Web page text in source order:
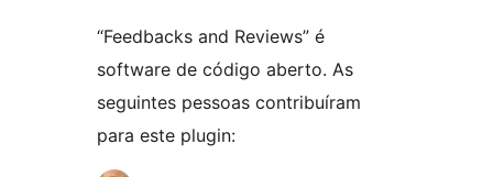
“Feedbacks and Reviews” é
software de código aberto. As
seguintes pessoas contribuíram
para este plugin: